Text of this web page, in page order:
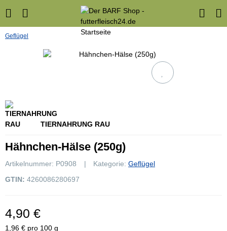
Geflügel
TIERNAHRUNG RAU
Hähnchen-Hälse (250g)
Artikelnummer: P0908 Kategorie: Geflügel
GTIN: 4260086280697
4,90 €
1,96 € pro 100 g